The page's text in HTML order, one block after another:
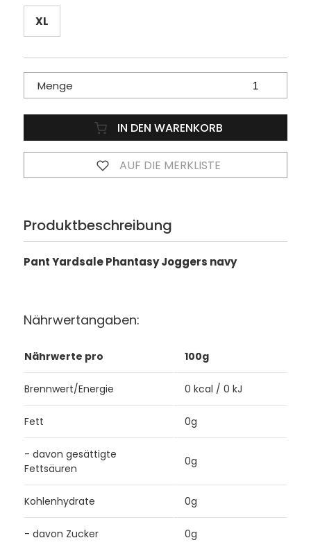
XL
Menge
IN DEN WARENKORB
AUF DIE MERKLISTE
Produktbeschreibung
Pant Yardsale Phantasy Joggers navy
Nährwertangaben:
Nährwerte pro 100g
Brennwert/Energie 0 kcal / 0 kJ
Fett 0g
- davon gesättigte
Fettsäuren
0g
Kohlenhydrate 0g
- davon Zucker 0g